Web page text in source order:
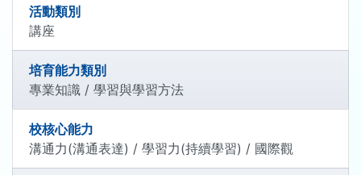
活動類別
講座
培育能力類別
專業知識 / 學習與學習方法
校核心能力
溝通力(溝通表達) / 學習力(持續學習) / 國際觀